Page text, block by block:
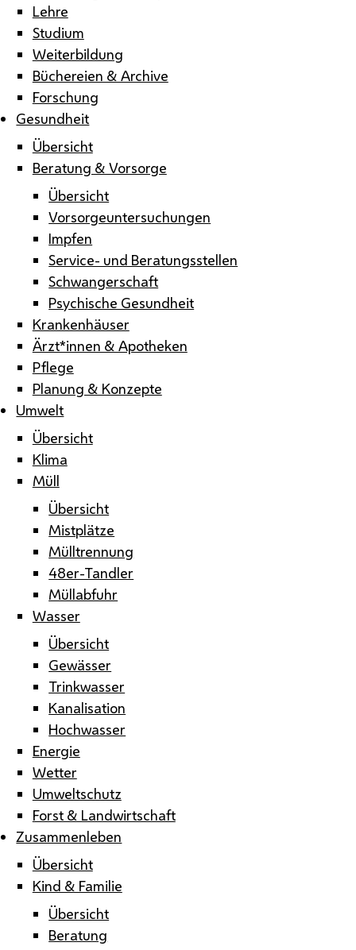
Lehre
Studium
Weiterbildung
Büchereien & Archive
Forschung
Gesundheit
Übersicht
Beratung & Vorsorge
Übersicht
Vorsorgeuntersuchungen
Impfen
Service- und Beratungsstellen
Schwangerschaft
Psychische Gesundheit
Krankenhäuser
Ärzt*innen & Apotheken
Pflege
Planung & Konzepte
Umwelt
Übersicht
Klima
Müll
Übersicht
Mistplätze
Mülltrennung
48er-Tandler
Müllabfuhr
Wasser
Übersicht
Gewässer
Trinkwasser
Kanalisation
Hochwasser
Energie
Wetter
Umweltschutz
Forst & Landwirtschaft
Zusammenleben
Übersicht
Kind & Familie
Übersicht
Beratung